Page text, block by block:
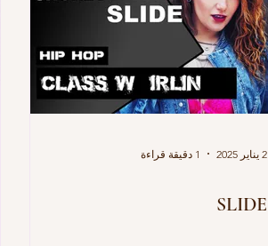
2 يناير 2025 1 دقيقة قراءة
SLIDE